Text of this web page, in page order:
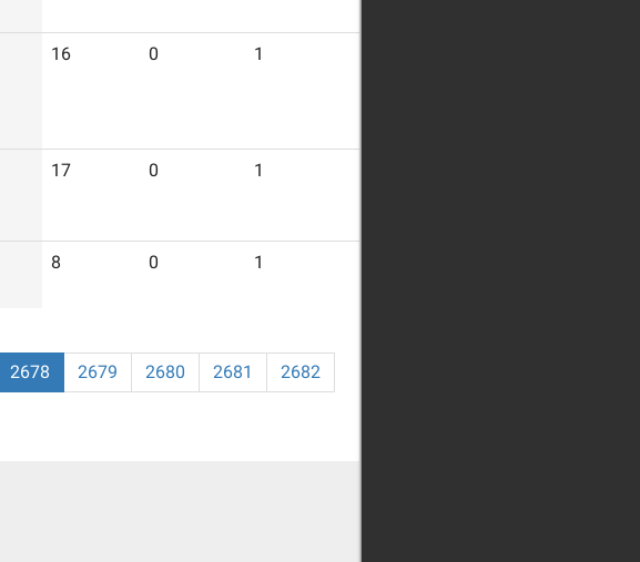
16 0 1
17 0 1
8 0 1
2678 2679 2680 2681
2682